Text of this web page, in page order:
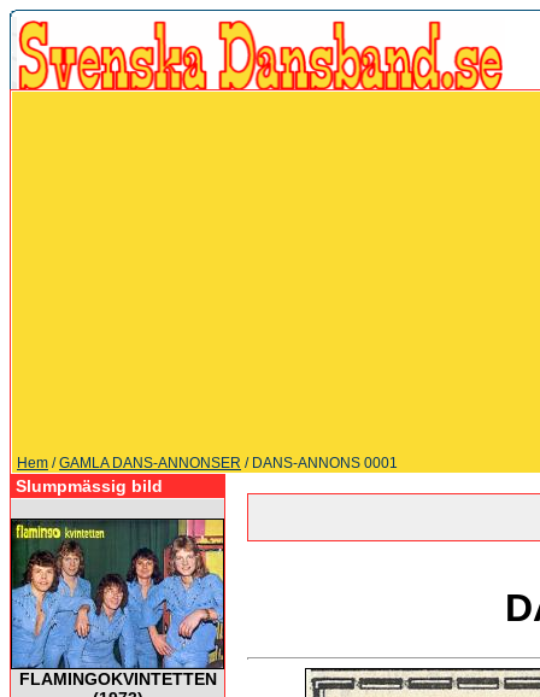
Hem /GAMLA DANS-ANNONSER / DANS-ANNONS 0001
Slumpmässig bild
FLAMINGOKVINTETTEN